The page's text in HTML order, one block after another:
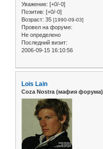
Уважение: [+0/-0]
Позитив: [+0/-0]
Возраст: 35 [1990-09-03]
Провел на форуме:
Не определено
Последний визит:
2006-09-15 16:10:56
Lois Lain
Coza Nostra (мафия форума)